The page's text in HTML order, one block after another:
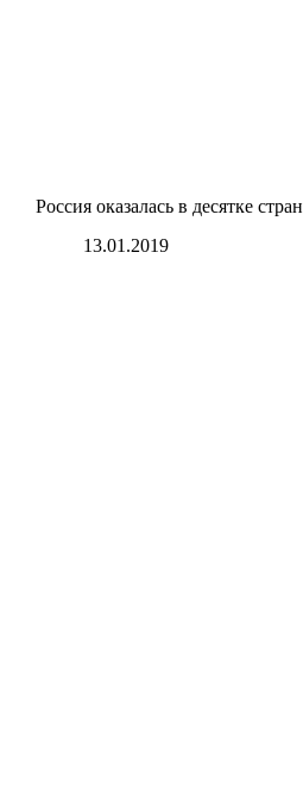
Россия оказалась в десятке
13.01.2019